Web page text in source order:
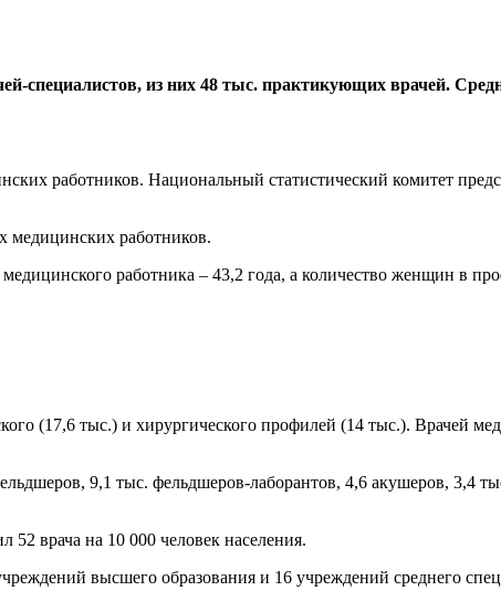
специалистов, из них 48 тыс. практикующих врачей.
работников. Национальный статистический комитет
медицинских работников.
работника – 43,2 года, а количество женщин в
(17,6 тыс.) и хирургического профилей (14 тыс.). Врачей
9,1 тыс. фельдшеров-лаборантов, 4,6 акушеров, 3,4
врача на 10 000 человек населения.
высшего образования и 16 учреждений среднего